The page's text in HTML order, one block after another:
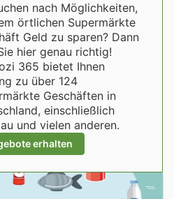
nach Möglichkeiten,
örtlichen Supermärkte
Geld zu sparen? Dann
hier genau richtig!
365 bietet Ihnen
zu über 124
Geschäften in
einschließlich
und vielen anderen.
erhalten